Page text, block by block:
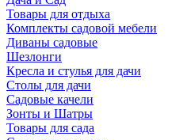
Товары для отдыха
Комплекты садовой мебели
Диваны садовые
Шезлонги
Кресла и стулья для дачи
Столы для дачи
Садовые качели
Зонты и Шатры
Товары для сада